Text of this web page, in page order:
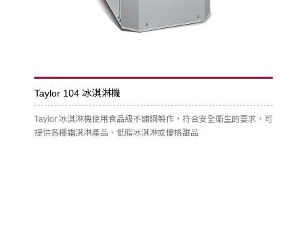
Taylor 104 冰淇淋機
Taylor 冰淇淋機使用食品級不鏽鋼製作，符合安全衛生的要求，可
提供各種霜淇淋產品、低脂冰淇淋或優格甜品